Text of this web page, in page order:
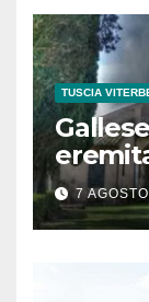
TUSCIA
secolo
7